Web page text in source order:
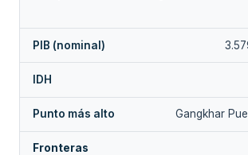
PIB (nominal)
IDH
Punto más alto Gangkhar
Fronteras